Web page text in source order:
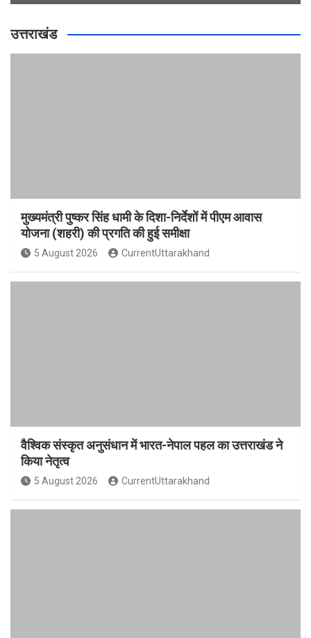
उत्तराखंड
मुख्यमंत्री पुष्कर सिंह धामी के दिशा-निर्देशों में पीएम आवास
योजना (शहरी) की प्रगति की हुई समीक्षा
5 August 2026 CurrentUttarakhand
वैश्विक संस्कृत अनुसंधान में भारत-नेपाल पहल का उत्तराखंड ने
किया नेतृत्व
5 August 2026 CurrentUttarakhand